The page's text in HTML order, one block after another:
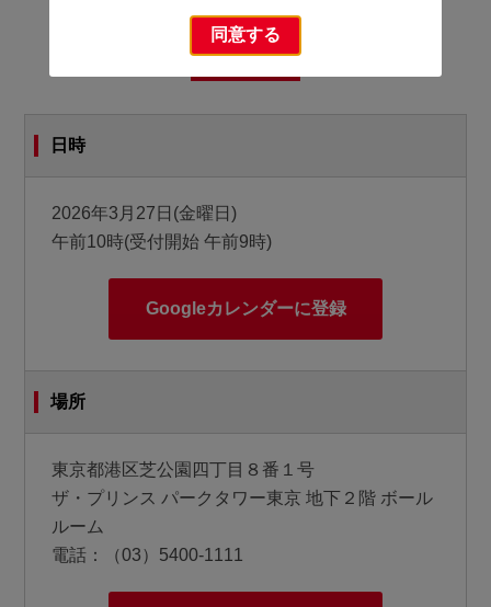
株主総会のご案内
日時
2026年3月27日(金曜日)
午前10時(受付開始 午前9時)
Googleカレンダーに登録
場所
東京都港区芝公園四丁目８番１号
ザ・プリンス パークタワー東京 地下２階 ボール
ルーム
電話：
（03）5400-1111
同意する